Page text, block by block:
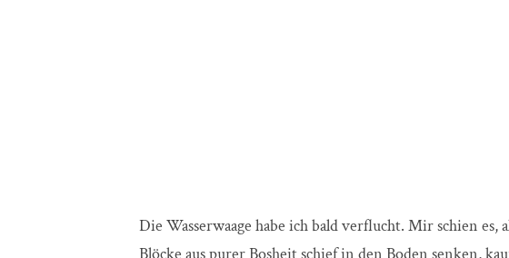
Die Wasserwaage habe ich bald verflucht. Mir schien
Blöcke aus purer Bosheit schief in den Boden senken,